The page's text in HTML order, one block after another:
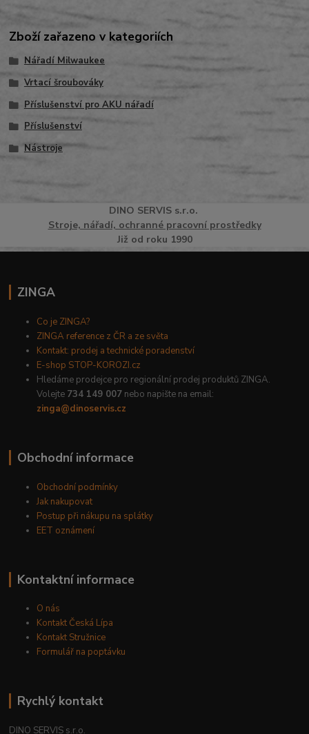
Zboží zařazeno v kategoriích
Nářadí Milwaukee
Vrtací šroubováky
Příslušenství pro AKU nářadí
Příslušenství
Nástroje
DINO SERVISs.r.o.
Stroje, nářadí, ochranné pracovní prostředky
Již od roku 1990
ZINGA
Co je ZINGA?
ZINGA reference z ČR a ze světa
Kontakt: prodej a technické poradenství
E-shop STOP-KOROZI.cz
Hledáme prodejce pro regionální prodej produktů ZINGA.
Volejte 734 149 007 nebo napište na email:
zinga@dinoservis.cz
Obchodní informace
Obchodní podmínky
Jak nakupovat
Postup při nákupu na splátky
EET oznámení
Kontaktní informace
O nás
Kontakt Česká Lípa
Kontakt Stružnice
Formulář na poptávku
Rychlý kontakt
DINO SERVIS s.r.o.